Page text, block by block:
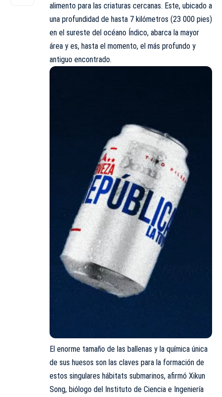
alimento para las criaturas cercanas. Este, ubicado a
una profundidad de hasta 7 kilómetros (23 000 pies)
en el sureste del océano Índico, abarca la mayor
área y es, hasta el momento, el más profundo y
antiguo encontrado.
El enorme tamaño de las ballenas y la química única
de sus huesos son las claves para la formación de
estos singulares hábitats submarinos, afirmó Xikun
Song, biólogo del Instituto de Ciencia e Ingeniería